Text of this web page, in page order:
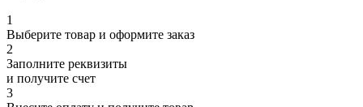
1
Выберите товар и оформите заказ
2
Заполните реквизиты
и получите счет
3